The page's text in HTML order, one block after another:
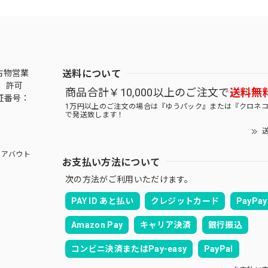
営業
許可
号：
バウト
送料について
商品合計￥10,000以上のご注文で送料無
1万円以上のご注文の場合は『ゆうパック』または『クロネ
で発送致します！
お支払い方法について
次の方法がご利用いただけます。
PAY ID あと払い クレジットカード PayPay
Amazon Pay キャリア決済 銀行振込
コンビニ決済またはPay-easy PayPal